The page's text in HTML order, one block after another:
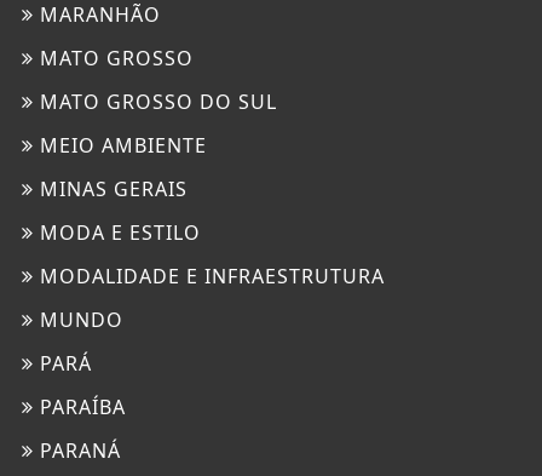
MARANHÃO
MATO GROSSO
MATO GROSSO DO SUL
MEIO AMBIENTE
MINAS GERAIS
MODA E ESTILO
MODALIDADE E INFRAESTRUTURA
MUNDO
PARÁ
PARAÍBA
PARANÁ